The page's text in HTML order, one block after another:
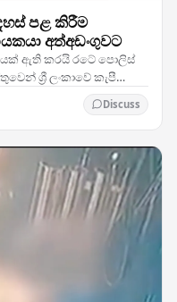
පළ කිරීම
අත්අඩංගුවට
ඇති කරයි රටේ පොලිස්
ශ්‍රී ලංකාවේ කැපී
Discuss